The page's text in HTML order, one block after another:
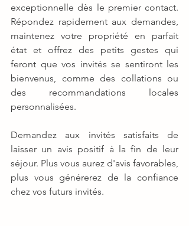
exceptionnelle dès le premier contact.
Répondez rapidement aux demandes,
maintenez votre propriété en parfait
état et offrez des petits gestes qui
feront que vos invités se sentiront les
bienvenus, comme des collations ou
des recommandations locales
personnalisées.
Demandez aux invités satisfaits de
laisser un avis positif à la fin de leur
séjour. Plus vous aurez d'avis favorables,
plus vous générerez de la confiance
chez vos futurs invités.